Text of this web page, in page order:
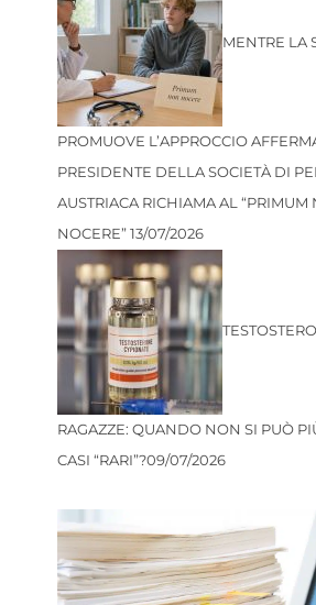
MENTRE LA
PROMUOVE L’APPROCCIO
PRESIDENTE DELLA SOCIETÀ DI
AUSTRIACA RICHIAMA AL “PRIMUM
NOCERE”13/07/2026
RAGAZZE: QUANDO NON SI PUÒ
CASI “RARI”?09/07/2026